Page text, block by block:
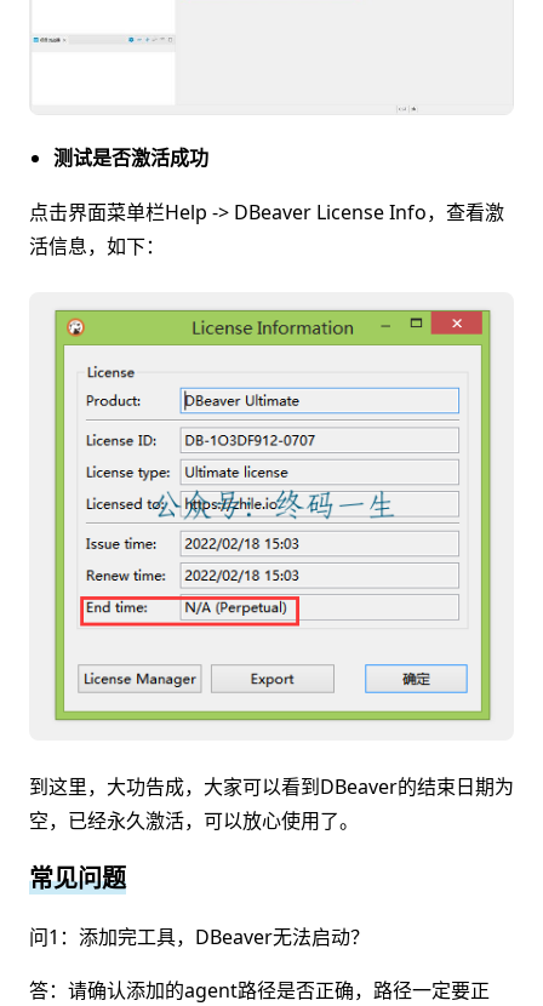
测试是否激活成功
点击界面菜单栏Help -> DBeaver License Info，查看激
活信息，如下：
到这里，大功告成，大家可以看到DBeaver的结束日期为
空，已经永久激活，可以放心使用了。
常见问题
问1：添加完工具，DBeaver无法启动？
答：请确认添加的agent路径是否正确，路径一定要正